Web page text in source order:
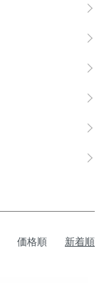
価格順 新着順